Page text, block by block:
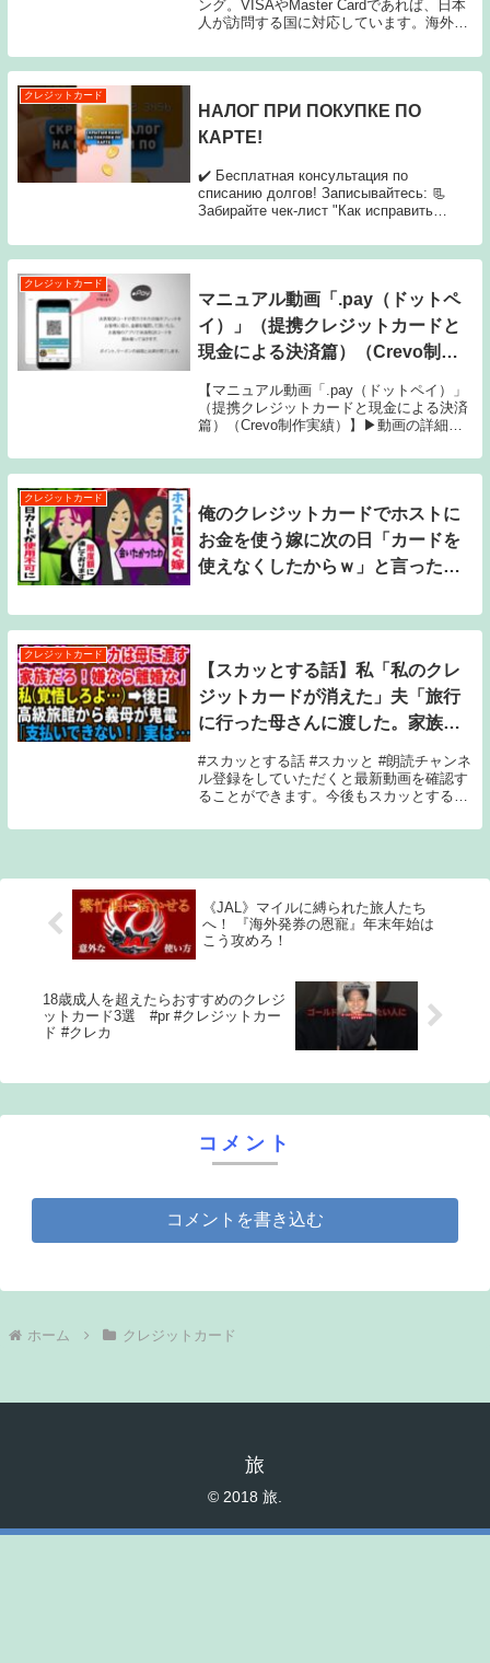
ング。VISAやMaster Cardであれば、日本
人が訪問する国に対応しています。海外キ
日に利息がつくデメリットがあります。多
くのカードは年利18％だから10万円...
クレジットカード
НАЛОГ ПРИ ПОКУПКЕ ПО
КАРТЕ!
✔️ Бесплатная консультация по
списанию долгов! Записывайтесь: 📃
Забирайте чек-лист "Как исправить
クレジットカード
マニュアル動画「.pay（ドットペ
イ）」（提携クレジットカードと
現金による決済篇）（Crevo制作
【マニュアル動画「.pay（ドットペイ）」
（提携クレジットカードと現金による決済
篇）（Crevo制作実績）】▶動画の詳細情
「.pay（ドットペイ）」のマニュアル動画
です。店舗スタッフ向けの教育ツールと
クレジットカード
俺のクレジットカードでホストに
お金を使う嫁に次の日「カードを
使えなくしたからｗ」と言った
クレジットカード
【スカッとする話】私「私のクレ
ジットカードが消えた」夫「旅行
に行った母さんに渡した。家族だ
提出→後日、高級旅館に泊まった
義母から慌てて連絡「支払いがで
きない！
#スカッとする話 #スカッと #朗読チャンネ
ル登録をしていただくと最新動画を確認す
ることができます。今後もスカッとする話
で、よろしければチャンネル登録よろしく
《JAL》マイルに縛られた旅人たち
へ！ 『海外発券の恩寵』年末年始は
こう攻めろ！
18歳成人を超えたらおすすめのクレジ
ットカード3選 #pr #クレジットカー
ド #クレカ
コメント
コメントを書き込む
ホーム クレジットカード
旅
© 2018 旅.